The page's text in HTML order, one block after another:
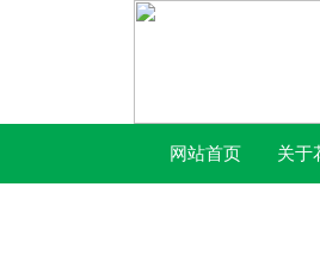
网站首页 关于